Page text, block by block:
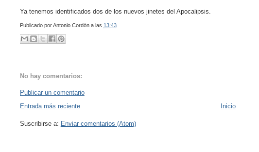
Ya tenemos identificados dos de los nuevos jinetes del Apocalipsis.
Publicado porAntonio Cordón a las 13:43
No hay comentarios:
Publicar un comentario
Entrada más reciente
Inicio
Suscribirse a: Enviar comentarios (Atom)